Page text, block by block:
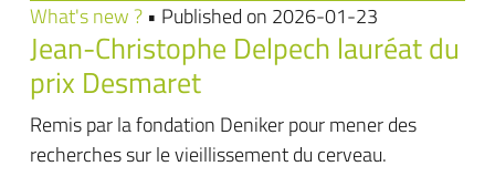
What's new ? • Published on 2026-01-23
Jean-Christophe Delpech lauréat du
prix Desmaret
Remis par la fondation Deniker pour mener des
recherches sur le vieillissement du cerveau.